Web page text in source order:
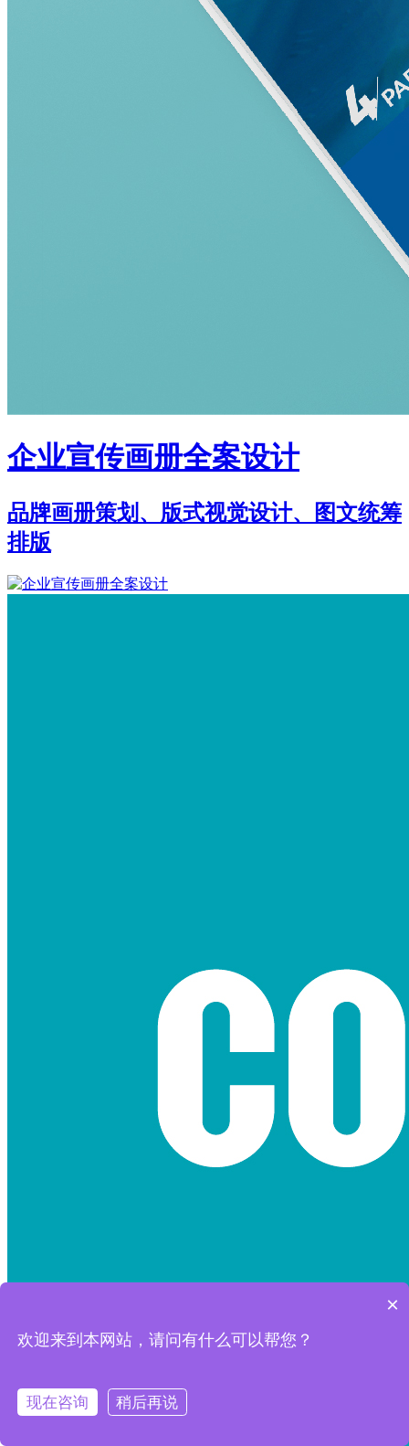
企业宣传画册全案设计
品牌画册策划、版式视觉设计、图文统筹
排版
×
欢迎来到本网站，请问有什么可以帮您？
现在咨询 稍后再说